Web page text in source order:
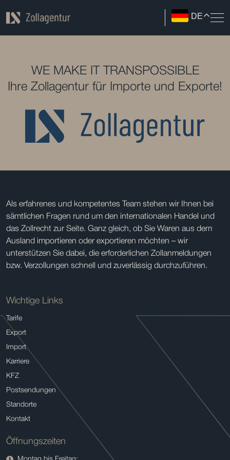
DE
WE MAKE IT TRANSPOSSIBLE
Ihre Zollagentur für Importe und Exporte!
Als erfahrenes und kompetentes Team stehen wir Ihnen bei
sämtlichen Fragen rund um den internationalen Handel und
das Zollrecht zur Seite. Ganz gleich, ob Sie Waren aus dem
Ausland importieren oder exportieren möchten – wir
unterstützen Sie dabei, die erforderlichen Zollanmeldungen
bzw. Verzollungen schnell und zuverlässig durchzuführen.
Wichtige Links
Tarife
Export
Import
Karriere
KFZ
Postsendungen
Standorte
Kontakt
Öffnungszeiten